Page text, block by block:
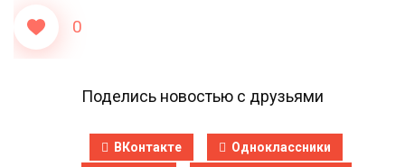
0
Поделись новостью с друзьями
ВКонтакте
Одноклассники